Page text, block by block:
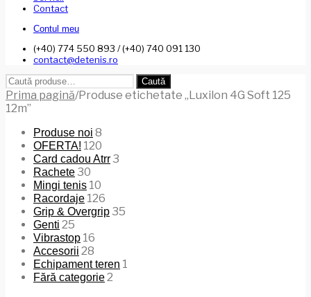
Contact
Contul meu
(+40) 774 550 893 / (+40) 740 091 130
contact@detenis.ro
Caută
după:
Caută
Prima pagină/Produse etichetate „Luxilon 4G Soft 125
12m”
Produse noi 8
OFERTA! 120
Card cadou Atrr3
Rachete30
Mingi tenis 10
Racordaje 126
Grip & Overgrip35
Genti 25
Vibrastop 16
Accesorii 28
Echipament teren 1
Fără categorie2